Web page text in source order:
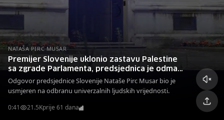
NATAŠA PIRC MUSAR
Premijer Slovenije uklonio zastavu Palestine
sa zgrade Parlamenta, predsjednica je odmah
podigla na svoju palatu
Odgovor predsjednice Slovenije Nataše Pirc Musar bio je
usmjeren na odbranu univerzalnih ljudskih vrijednosti.
0:41 21.5Kprije 61 dana